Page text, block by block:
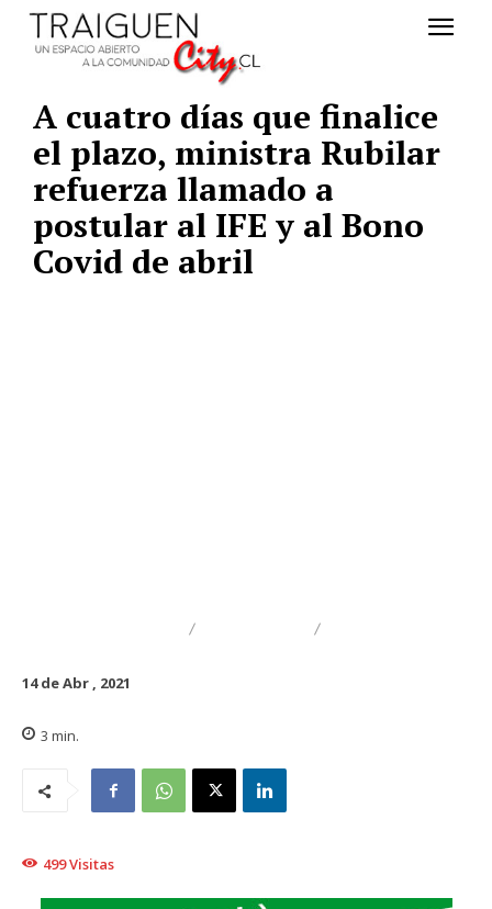
A cuatro días que finalice
el plazo, ministra Rubilar
refuerza llamado a
postular al IFE y al Bono
Covid de abril
14 de Abr , 2021
3 min.
499Visitas